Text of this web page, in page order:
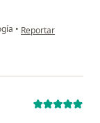
• en opinión del
Reportar